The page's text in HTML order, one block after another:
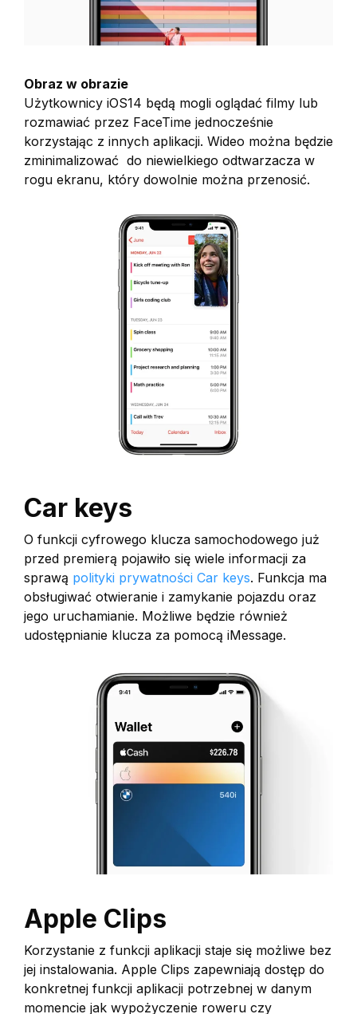
Obraz w obrazie
Użytkownicy iOS14 będą mogli oglądać filmy lub
rozmawiać przez FaceTime jednocześnie
korzystając z innych aplikacji. Wideo można będzie
zminimalizować do niewielkiego odtwarzacza w
rogu ekranu, który dowolnie można przenosić.
Car keys
O funkcji cyfrowego klucza samochodowego już
przed premierą pojawiło się wiele informacji za
sprawą polityki prywatności Car keys. Funkcja ma
obsługiwać otwieranie i zamykanie pojazdu oraz
jego uruchamianie. Możliwe będzie również
udostępnianie klucza za pomocą iMessage.
Apple Clips
Korzystanie z funkcji aplikacji staje się możliwe bez
jej instalowania. Apple Clips zapewniają dostęp do
konkretnej funkcji aplikacji potrzebnej w danym
momencie jak wypożyczenie roweru czy